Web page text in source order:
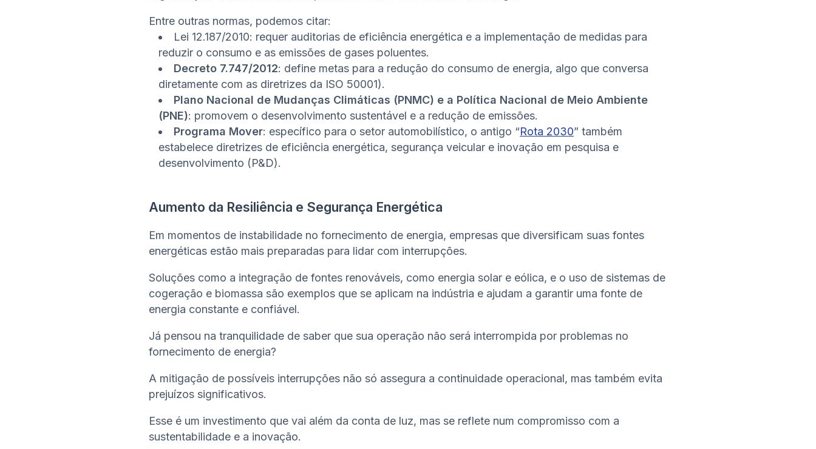
Entre outras normas, podemos citar:
Lei 12.187/2010: requer auditorias de eficiência energética e a implementação de medidas para
reduzir o consumo e as emissões de gases poluentes.
Decreto 7.747/2012: define metas para a redução do consumo de energia, algo que conversa
diretamente com as diretrizes da ISO 50001).
Plano Nacional de Mudanças Climáticas (PNMC) e a Política Nacional de Meio Ambiente
(PNE): promovem o desenvolvimento sustentável e a redução de emissões.
Programa Mover: específico para o setor automobilístico, o antigo “Rota 2030” também
estabelece diretrizes de eficiência energética, segurança veicular e inovação em pesquisa e
desenvolvimento (P&D).
Aumento da Resiliência e Segurança Energética
Em momentos de instabilidade no fornecimento de energia, empresas que diversificam suas fontes
energéticas estão mais preparadas para lidar com interrupções.
Soluções como a integração de fontes renováveis, como energia solar e eólica, e o uso de sistemas de
cogeração e biomassa são exemplos que se aplicam na indústria e ajudam a garantir uma fonte de
energia constante e confiável.
Já pensou na tranquilidade de saber que sua operação não será interrompida por problemas no
fornecimento de energia?
A mitigação de possíveis interrupções não só assegura a continuidade operacional, mas também evita
prejuízos significativos.
Esse é um investimento que vai além da conta de luz, mas se reflete num compromisso com a
sustentabilidade e a inovação.